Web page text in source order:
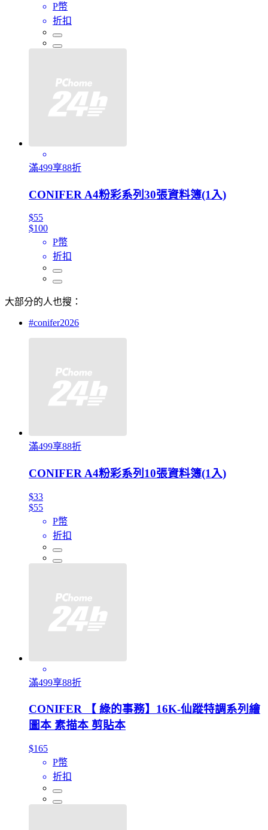
P幣
折扣
滿499享88折
CONIFER A4粉彩系列30張資料簿(1入)
$55
$100
P幣
折扣
大部分的人也搜：
#conifer2026
滿499享88折
CONIFER A4粉彩系列10張資料簿(1入)
$33
$55
P幣
折扣
滿499享88折
CONIFER 【 綠的事務】16K-仙蹤特調系列繪
圖本 素描本 剪貼本
$165
P幣
折扣